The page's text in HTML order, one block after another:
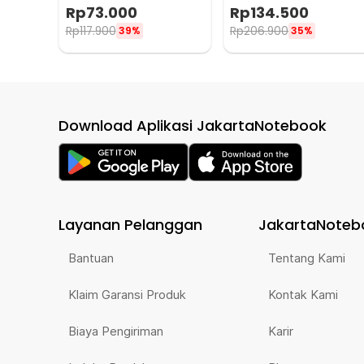
Steamer 350W - DS-D10
Rp73.000
Rp117.900 39%
Cooker 200W - ZDQ-FX04
Rp134.500
Rp206.90035%
Download Aplikasi JakartaNotebook
Layanan Pelanggan
Bantuan
Klaim Garansi Produk
Biaya Pengiriman
Tentang Kami
Kontak Kami
Karir